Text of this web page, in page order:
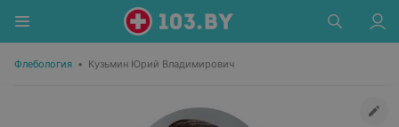
Флебология • Кузьмин Юрий Владимирович